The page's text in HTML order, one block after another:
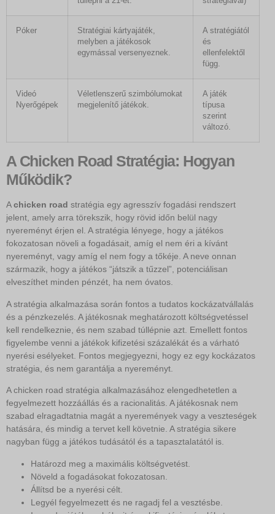
Póker
Stratégiai kártyajáték,
melyben a játékosok
egymással versenyeznek.
A stratégiától
és
ellenfelektől
függ.
Videó
Nyerőgépek
Véletlenszerű szimbólumokat
megjelenítő játékok.
A játék
típusa
szerint
változó.
A Chicken Road Stratégia: Hogyan
Működik?
Achicken road stratégia egy agresszív fogadási rendszert
jelent, amely arra törekszik, hogy rövid időn belül nagy
nyereményt érjen el. A stratégia lényege, hogy a játékos
fokozatosan növeli a fogadásait, amíg el nem éri a kívánt
nyereményt, vagy amíg el nem fogy a tőkéje. A neve onnan
származik, hogy a játékos “játszik a tűzzel”, potenciálisan
elveszíthet minden pénzét, ha nem óvatos.
A stratégia alkalmazása során fontos a tudatos kockázatvállalás
és a pénzkezelés. A játékosnak meghatározott költségvetéssel
kell rendelkeznie, és nem szabad túllépnie azt. Emellett fontos
figyelembe venni a játékok kifizetési százalékát és a várható
nyerési esélyeket. Fontos megjegyezni, hogy ez egy kockázatos
stratégia, és nem garantálja a nyereményt.
A chicken road stratégia alkalmazásához elengedhetetlen a
fegyelmezett hozzáállás és a racionalitás. A játékosnak nem
szabad elragadtatnia magát a nyeremények vagy a veszteségek
hatására, és mindig a tervet kell követnie. A stratégia sikere
nagyban függ a játékos tudásától és a tapasztalatától is.
Határozd meg a maximális költségvetést.
Növeld a fogadásokat fokozatosan.
Állítsd be a nyerési célt.
Legyél fegyelmezett és ne ragadj fel a vesztésbe.